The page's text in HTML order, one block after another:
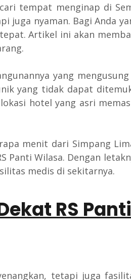
tempat menginap di
nyaman. Bagi Anda
Artikel ini akan
yang
yang tidak dapat
hotel yang asri
menit dari Simpang
Wilasa. Dengan
medis di sekitarnya.
RS
tetapi juga